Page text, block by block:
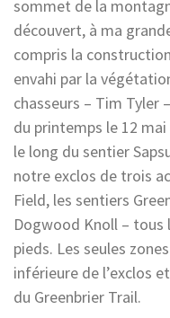
sommet de la
découvert, à ma
compris la
envahi par la
chasseurs – Tim Tyler
du printemps le 12
le long du sentier
notre exclos de trois
Field, les sentiers
Dogwood Knoll – tous
pieds. Les seules
inférieure de l’exclos
du Greenbrier Trail.